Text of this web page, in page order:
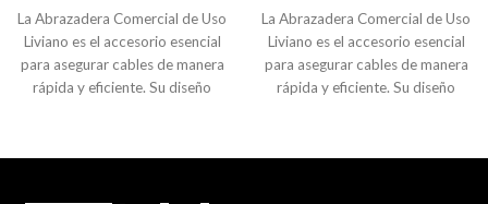
La Abrazadera Comercial de Uso
Liviano es el accesorio esencial
para asegurar cables de manera
rápida y eficiente. Su diseño
una sujeción firme sin dañar los
La Abrazadera Comercial de Uso
Liviano es el accesorio esencial
para asegurar cables de manera
rápida y eficiente. Su diseño
una sujeción firme sin dañar los